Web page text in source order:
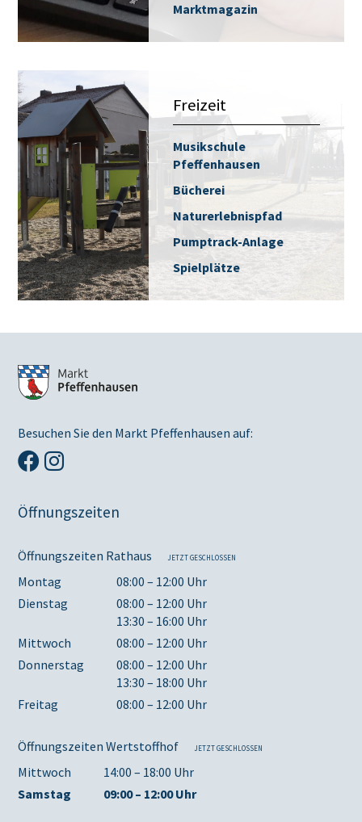
Marktmagazin
Freizeit
Musikschule
Pfeffenhausen
Bücherei
Naturerlebnispfad
Pumptrack-Anlage
Spielplätze
Besuchen Sie den Markt Pfeffenhausen auf:
Öffnungszeiten
Öffnungszeiten Rathaus JETZT GESCHLOSSEN
Montag
08:00 – 12:00 Uhr
Dienstag
08:00 – 12:00 Uhr
13:30 – 16:00 Uhr
Mittwoch
08:00 – 12:00 Uhr
Donnerstag
08:00 – 12:00 Uhr
13:30 – 18:00 Uhr
Freitag
08:00 – 12:00 Uhr
Öffnungszeiten Wertstoffhof JETZT GESCHLOSSEN
Mittwoch
14:00 – 18:00 Uhr
Samstag
09:00 – 12:00 Uhr